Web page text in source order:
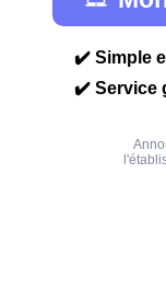
✔️ Simple
✔️ Service